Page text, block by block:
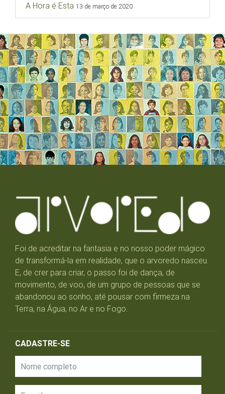
A Hora é Esta 13 de março de 2020
Foi de acreditar na fantasia e no nosso poder mágico
de transformá-la em realidade, que o arvoredo nasceu.
E, de crer para criar, o passo foi de dança, de
movimento, de voo, de um grupo de pessoas que se
abandonou ao sonho, até pousar com firmeza na
Terra, na Água, no Ar e no Fogo.
CADASTRE-SE